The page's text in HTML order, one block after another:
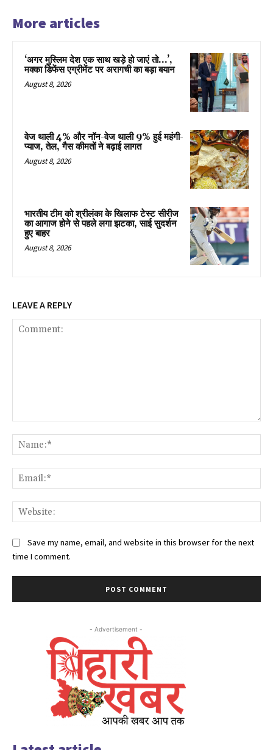
More articles
‘अगर मुस्लिम देश एक साथ खड़े हो जाएं तो…’,
मक्का डिफेंस एग्रीमेंट पर अरागची का बड़ा बयान
August 8, 2026
वेज थाली 4% और नॉन-वेज थाली 9% हुई महंगी-
प्याज, तेल, गैस कीमतों ने बढ़ाई लागत
August 8, 2026
भारतीय टीम को श्रीलंका के खिलाफ टेस्ट सीरीज
का आगाज होने से पहले लगा झटका, साई सुदर्शन
हुए बाहर
August 8, 2026
LEAVE A REPLY
Save my name, email, and website in this browser for the next
time I comment.
- Advertisement -